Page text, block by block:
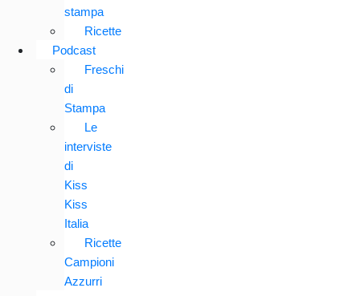
stampa
Ricette
Podcast
Freschi
di
Stampa
Le
interviste
di
Kiss
Kiss
Italia
Ricette
Campioni
Azzurri